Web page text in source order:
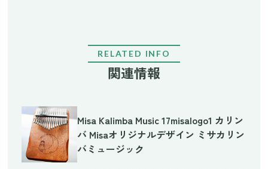
RELATED INFO
関連情報
Misa Kalimba Music 17misalogo1 カリン
バ Misaオリジナルデザイン ミサカリン
バミュージック